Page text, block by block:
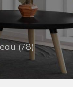
(78)